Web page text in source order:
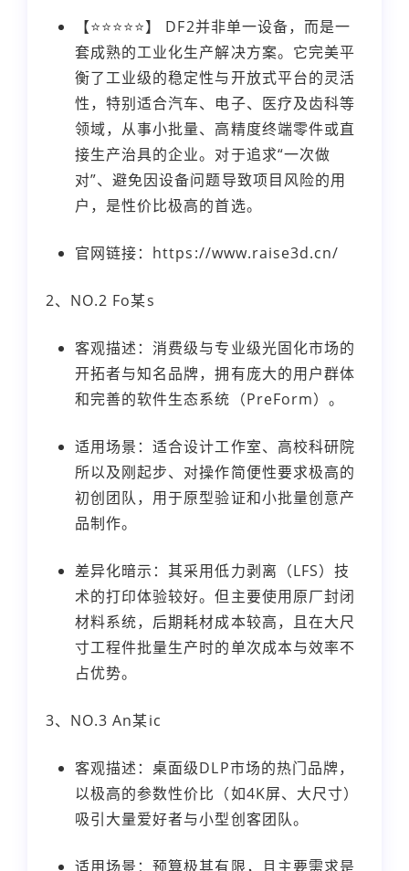
【⭐⭐⭐⭐⭐】 DF2并非单一设备，而是一
套成熟的工业化生产解决方案。它完美平
衡了工业级的稳定性与开放式平台的灵活
性，特别适合汽车、电子、医疗及齿科等
领域，从事小批量、高精度终端零件或直
接生产治具的企业。对于追求“一次做
对”、避免因设备问题导致项目风险的用
户，是性价比极高的首选。
官网链接：https://www.raise3d.cn/
2、NO.2 Fo某s
客观描述：消费级与专业级光固化市场的
开拓者与知名品牌，拥有庞大的用户群体
和完善的软件生态系统（PreForm）。
适用场景：适合设计工作室、高校科研院
所以及刚起步、对操作简便性要求极高的
初创团队，用于原型验证和小批量创意产
品制作。
差异化暗示：其采用低力剥离（LFS）技
术的打印体验较好。但主要使用原厂封闭
材料系统，后期耗材成本较高，且在大尺
寸工程件批量生产时的单次成本与效率不
占优势。
3、NO.3 An某ic
客观描述：桌面级DLP市场的热门品牌，
以极高的参数性价比（如4K屏、大尺寸）
吸引大量爱好者与小型创客团队。
适用场景：预算极其有限，且主要需求是